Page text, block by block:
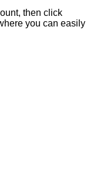
then click
you can easily